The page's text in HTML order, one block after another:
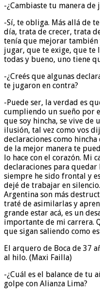
-¿Cambiaste tu manera de
-Sí, te obliga. Más allá de
día, trata de crecer, trata
tenía que mejorar
jugar, que te exige, que te
todas y bueno, uno tiene
-¿Creés que algunas
te jugaron en contra?
-Puede ser, la verdad es
cumpliendo un sueño por
que soy hincha, se vive de
ilusión, tal vez como vos
declaraciones como
de la mejor manera te
lo hace con el corazón. Mi
declaraciones para
siempre he sido frontal y
dejé de trabajar en
Argentina son más
traté de asimilarlas y
grande estar acá, es un
importante de mi carrera.
que sigan saliendo como
El arquero de Boca de 37
al hilo. (Maxi Failla)
-¿Cuál es el balance de tu
golpe con Alianza Lima?